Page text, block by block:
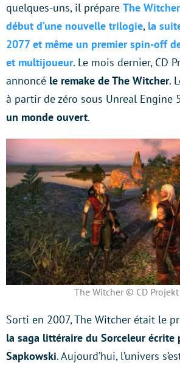
quelques-uns, il prépare The
début d’une nouvelle trilogie, la
2077 et même un premier spin-off
et multijoueur. Le mois dernier, CD
annoncé le remake de The Witcher.
à partir de zéro sous Unreal Engine
un monde ouvert.
The Witcher © CD Projekt
Sorti en 2007, The Witcher était le
la saga littéraire du Sorceleur écrite
Sapkowski. Aujourd’hui, l’univers